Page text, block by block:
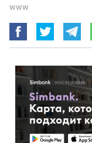
www